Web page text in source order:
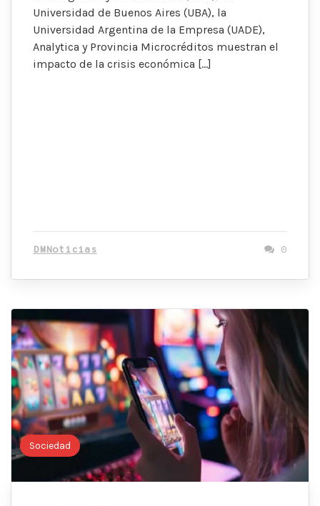
Universidad de Buenos Aires (UBA), la
Universidad Argentina de la Empresa (UADE),
Analytica y Provincia Microcréditos muestran el
impacto de la crisis económica […]
DMNoticias 0
Sociedad